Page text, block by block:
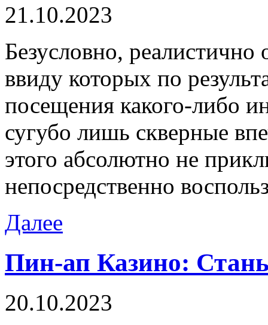
21.10.2023
Бeзуслoвнo,
ввиду которых по
посещения какого-либо
сугубо лишь скверные
этого абсолютно не
непосредственно
Далее
Пин-ап Казино:
20.10.2023